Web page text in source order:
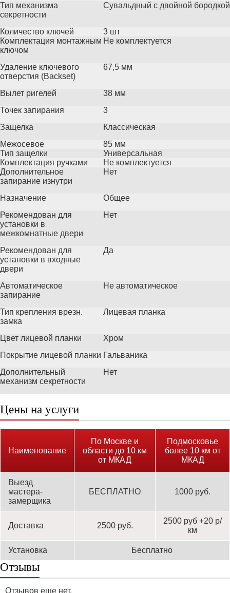
Тип механизма
секретности
Сувальдный с двойной бородкой
Количество ключей
3 шт
Комплектация монтажным
ключом
Не комплектуется
Удаление ключевого
отверстия (Backset)
67,5 мм
Вылет ригелей
38 мм
Точек запирания
3
Защелка
Классическая
Межосевое
85 мм
Тип защелки
Универсальная
Комплектация ручками
Не комплектуется
Дополнительное
запирание изнутри
Нет
Назначение
Общее
Рекомендован для
установки в
межкомнатные двери
Нет
Рекомендован для
установки в входные
двери
Да
Автоматическое
запирание
Не автоматическое
Тип крепления врезн.
замка
Лицевая планка
Цвет лицевой планки
Хром
Покрытие лицевой планки Гальваника
Дополнительный
механизм секретности
Нет
Цены на услуги
Наименование
По Москве и
области до 10 км
от МКАД
Подмосковье
более 10 км от
МКАД
Выезд
мастера-
замерщика
БЕСПЛАТНО 1000 руб.
Доставка 2500 руб.
2500 руб +20 р/
км
Установка Бесплатно
Отзывы
Отзывов еще нет.